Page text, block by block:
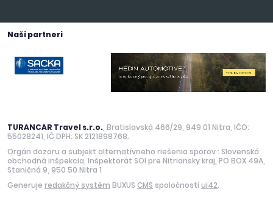
Naši partneri
TURANCAR Travel s.r.o. , Bratislavská 466/29, 949 01 Nitra, IČO:
55028241, IČ DPH: SK 2121898768.
Orgán dozoru a subjekt alternatívneho riešenia sporov : Slovenská
obchodná inšpekcia, Inšpektorát SOI pre Nitriansky kraj, PO BOX 49A,
Staničná 9, 950 50 Nitra 1
Generuje redakčný systém BUXUS CMS spoločnosti ui42.